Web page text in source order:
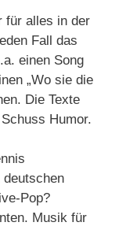
für alles in der
Fall das
einen Song
„Wo sie die
Die Texte
Humor.
deutschen
Pop?
Musik für